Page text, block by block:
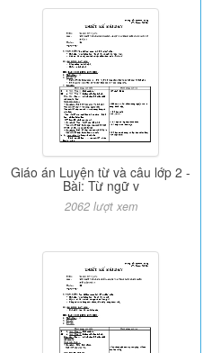
Giáo án Luyện từ và câu lớp 2 -
Bài: Từ ngữ v
2062 lượt xem